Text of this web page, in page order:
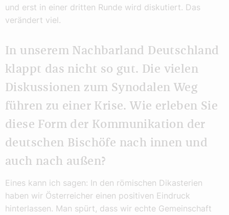
und erst in einer dritten Runde wird diskutiert. Das
verändert viel.
In unserem Nachbarland Deutschland
klappt das nicht so gut. Die vielen
Diskussionen zum Synodalen Weg
führen zu einer Krise. Wie erleben Sie
diese Form der Kommunikation der
deutschen Bischöfe nach innen und
auch nach außen?
Eines kann ich sagen: In den römischen Dikasterien
haben wir Österreicher einen positiven Eindruck
hinterlassen. Man spürt, dass wir echte Gemeinschaft